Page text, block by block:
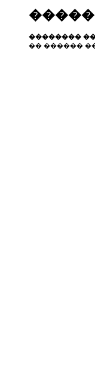
��������
�� ������